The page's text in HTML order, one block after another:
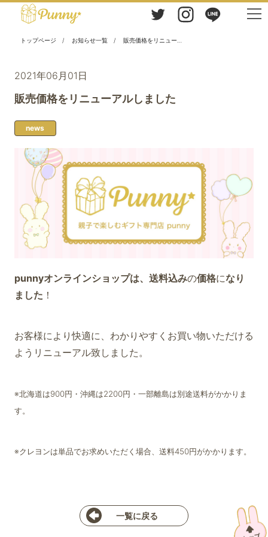
トップページ お知らせ一覧
2021年06月01日
販売価格をリニューアルしました
news
punnyオンラインショップは、送料込みの価格になり
ました ！
お客様により快適に、わかりやすくお買い物いただける
ようリニューアル致しました。
※北海道は900円・沖縄は2200円・一部離島は別途送料がかかりま
す。
※クレヨンは単品でお求めいただく場合、送料450円がかかります。
一覧に戻る